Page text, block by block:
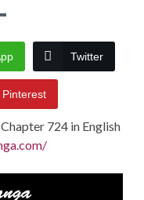
Twitter
Pinterest
724 in English